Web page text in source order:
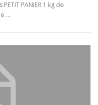
PANIER 1 kg de
…